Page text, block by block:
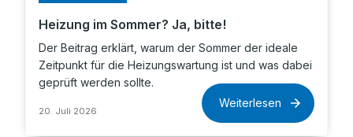
Heizung im Sommer? Ja, bitte!
Der Beitrag erklärt, warum der Sommer der ideale
Zeitpunkt für die Heizungswartung ist und was dabei
geprüft werden sollte.
20. Juli 2026
Weiterlesen